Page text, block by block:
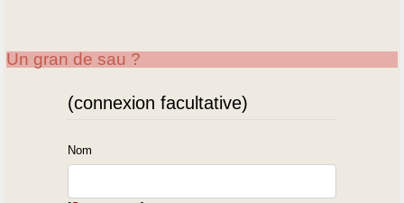
Un gran de sau ?
(connexion facultative)
Nom